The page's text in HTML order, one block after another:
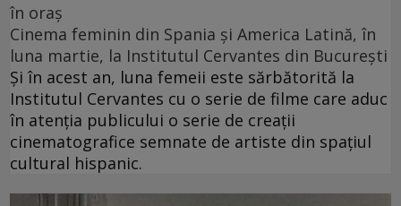
în oraș
Cinema feminin din Spania și America Latină, în
luna martie, la Institutul Cervantes din București
Și în acest an, luna femeii este sărbătorită la
Institutul Cervantes cu o serie de filme care aduc
în atenția publicului o serie de creații
cinematografice semnate de artiste din spațiul
cultural hispanic.